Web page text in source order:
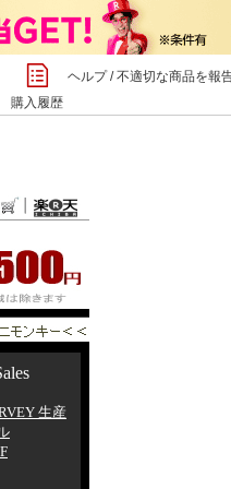
購入履歴
ヘルプ/不適切な商品を報